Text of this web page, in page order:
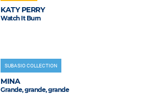
KATY PERRY
Watch It Burn
SUBASIO COLLECTION
MINA
Grande, grande, grande